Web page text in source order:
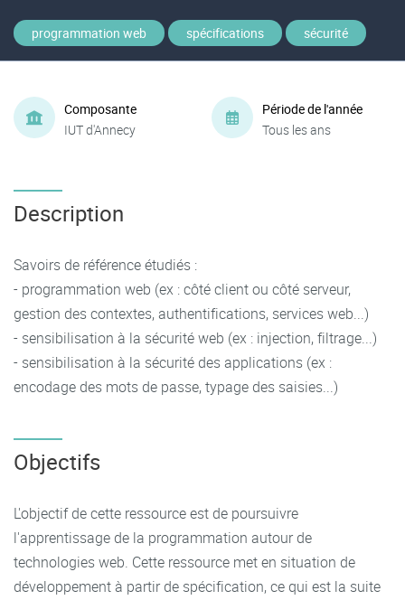
programmation web spécifications sécurité
Composante
IUT d'Annecy
Période de l'année
Tous les ans
Description
Savoirs de référence étudiés :
- programmation web (ex : côté client ou côté serveur,
gestion des contextes, authentifications, services web...)
- sensibilisation à la sécurité web (ex : injection, filtrage...)
- sensibilisation à la sécurité des applications (ex :
encodage des mots de passe, typage des saisies...)
Objectifs
L'objectif de cette ressource est de poursuivre
l'apprentissage de la programmation autour de
technologies web. Cette ressource met en situation de
développement à partir de spécification, ce qui est la suite